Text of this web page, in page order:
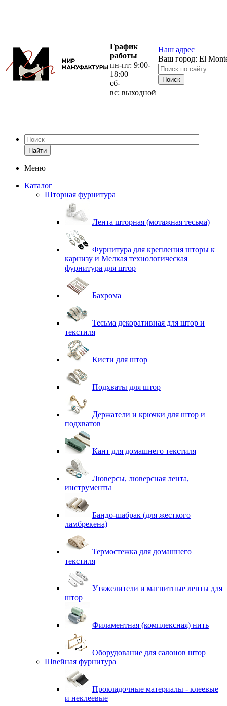
График
работы
пн-пт: 9:00-
18:00
сб-
вс: выходной
Наш адрес
Ваш город: El
Найти
Меню
Каталог
Шторная фурнитура
Лента шторная (мотажная тесьма)
Фурнитура для крепления шторы к
карнизу и Мелкая технологическая
фурнитура для штор
Бахрома
Тесьма декоративная для штор и
текстиля
Кисти для штор
Подхваты для штор
Держатели и крючки для штор и
подхватов
Кант для домашнего текстиля
Люверсы, люверсная лента,
инструменты
Бандо-шабрак (для жесткого
ламбрекена)
Термостежка для домашнего
текстиля
Утяжелители и магнитные ленты для
штор
Филаментная (комплексная) нить
Оборудование для салонов штор
Швейная фурнитура
Прокладочные материалы - клеевые
и неклеевые